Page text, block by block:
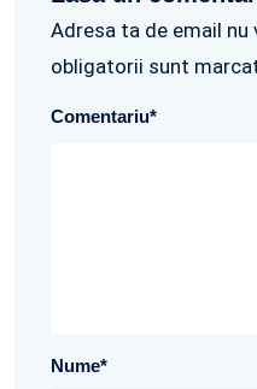
Adresa ta de email nu
obligatorii sunt
Comentariu*
Nume*